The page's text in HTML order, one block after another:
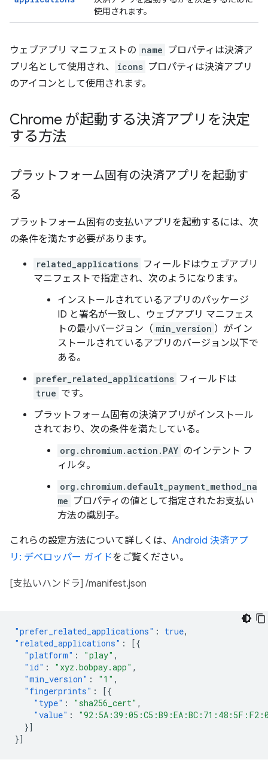
使用されます。
ウェブアプリ マニフェストの name プロパティは決済ア
プリ名として使用され、
icons プロパティは決済アプリ
のアイコンとして使用されます。
Chrome が起動する決済アプリを決定
する方法
プラットフォーム固有の決済アプリを起動す
る
プラットフォーム固有の支払いアプリを起動するには、次
の条件を満たす必要があります。
related_applications フィールドはウェブアプリ
マニフェストで指定され、次のようになります。
インストールされているアプリのパッケージ
ID と署名が一致し、ウェブアプリ マニフェス
トの最小バージョン（ min_version ）がイン
ストールされているアプリのバージョン以下で
ある。
prefer_related_applications フィールドは
true です。
プラットフォーム固有の決済アプリがインストール
されており、次の条件を満たしている。
org.chromium.action.PAY のインテント フ
ィルタ。
org.chromium.default_payment_method_na
me プロパティの値として指定されたお支払い
方法の識別子。
これらの設定方法について詳しくは、 Android 決済アプ
リ: デベロッパー ガイドをご覧ください。
[支払いハンドラ] /manifest.json
"prefer_related_applications" : true,
"related_applications" :
[{
"platform" : "play" ,
"id" : "xyz.bobpay.app" ,
"min_version" : "1" ,
"fingerprints" :
[{
"type" : "sha256_cert" ,
"value" :
}]
}]